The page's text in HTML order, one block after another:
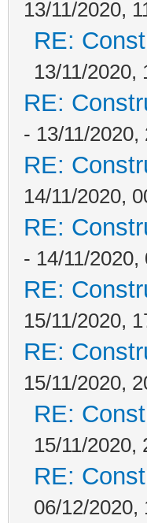
13/11/2020,
RE:
13/11/2020,
RE:
- 13/11/2020,
RE:
14/11/2020,
RE:
- 14/11/2020,
RE:
15/11/2020,
RE:
15/11/2020,
RE:
15/11/2020,
RE:
06/12/2020,